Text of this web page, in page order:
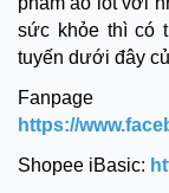
sức khỏe thì có
tuyến dưới đây
https://
Shopee iBasic: